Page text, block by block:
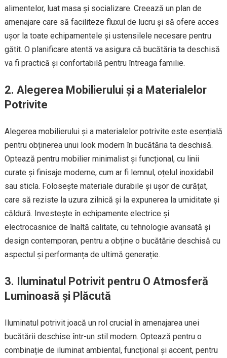
alimentelor, luat masa și socializare. Creează un plan de
amenajare care să faciliteze fluxul de lucru și să ofere acces
ușor la toate echipamentele și ustensilele necesare pentru
gătit. O planificare atentă va asigura că bucătăria ta deschisă
va fi practică și confortabilă pentru întreaga familie.
2. Alegerea Mobilierului și a Materialelor
Potrivite
Alegerea mobilierului și a materialelor potrivite este esențială
pentru obținerea unui look modern în bucătăria ta deschisă.
Optează pentru mobilier minimalist și funcțional, cu linii
curate și finisaje moderne, cum ar fi lemnul, oțelul inoxidabil
sau sticla. Folosește materiale durabile și ușor de curățat,
care să reziste la uzura zilnică și la expunerea la umiditate și
căldură. Investește în echipamente electrice și
electrocasnice de înaltă calitate, cu tehnologie avansată și
design contemporan, pentru a obține o bucătărie deschisă cu
aspectul și performanța de ultimă generație.
3. Iluminatul Potrivit pentru O Atmosferă
Luminoasă și Plăcută
Iluminatul potrivit joacă un rol crucial în amenajarea unei
bucătării deschise într-un stil modern. Optează pentru o
combinație de iluminat ambiental, funcțional și accent, pentru